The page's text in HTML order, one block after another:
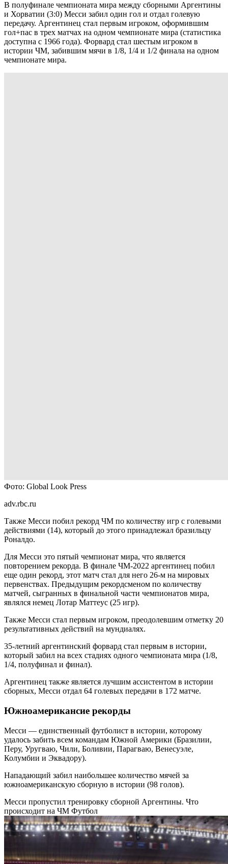
В полуфинале чемпионата мира между сборными Аргентины
и Хорватии (3:0) Месси забил один гол и отдал голевую
передачу. Аргентинец стал первым игроком, оформившим
гол+пас в трех матчах на одном чемпионате мира (статистика
доступна с 1966 года). Форвард стал шестым игроком в
истории ЧМ, забившим мячи в 1/8, 1/4 и 1/2 финала на одном
чемпионате мира.
Фото: Global Look Press
adv.rbc.ru
Также Месси побил рекорд ЧМ по количеству игр с голевыми
действиями (14), который до этого принадлежал бразильцу
Роналдо.
Для Месси это пятый чемпионат мира, что является
повторением рекорда. В финале ЧМ-2022 аргентинец побил
еще один рекорд, этот матч стал для него 26-м на мировых
первенствах. Предыдущим рекордсменом по количеству
матчей, сыгранных в финальной части чемпионатов мира,
являлся немец Лотар Маттеус (25 игр).
Также Месси стал первым игроком, преодолевшим отметку 20
результативных действий на мундиалях.
35-летний аргентинский форвард стал первым в истории,
который забил на всех стадиях одного чемпионата мира (1/8,
1/4, полуфинал и финал).
Аргентинец также является лучшим ассистентом в истории
сборных, Месси отдал 64 голевых передачи в 172 матче.
Южноамерикансие рекорды
Месси — единственный футболист в истории, которому
удалось забить всем командам Южной Америки (Бразилии,
Перу, Уругваю, Чили, Боливии, Парагваю, Венесуэле,
Колумбии и Эквадору).
Нападающий забил наибольшее количество мячей за
южноамериканскую сборную в истории (98 голов).
Месси пропустил тренировку сборной Аргентины. Что
происходит на ЧМ Футбол